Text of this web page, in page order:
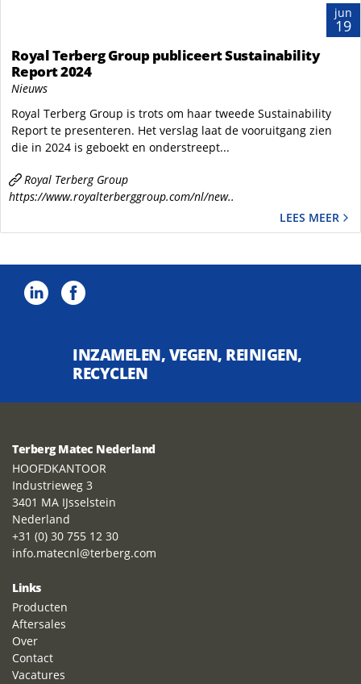
jun
19
Royal Terberg Group publiceert Sustainability
Report 2024
Nieuws
Royal Terberg Group is trots om haar tweede Sustainability
Report te presenteren. Het verslag laat de vooruitgang zien
die in 2024 is geboekt en onderstreept...
Royal Terberg Group
https://www.royalterberggroup.com/nl/new..
LEES MEER
INZAMELEN, VEGEN, REINIGEN,
RECYCLEN
Terberg Matec Nederland
HOOFDKANTOOR
Industrieweg 3
3401 MA IJsselstein
Nederland
+31 (0) 30 755 12 30
info.matecnl@terberg.com
Links
Producten
Aftersales
Over
Contact
Vacatures